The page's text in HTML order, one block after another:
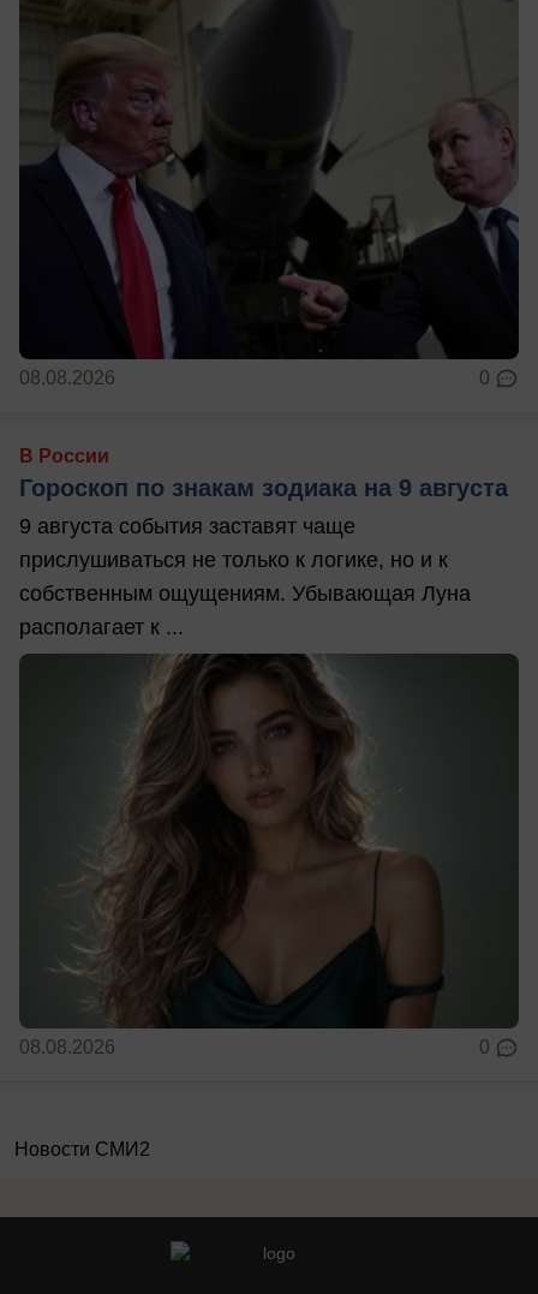
08.08.2026 0
В России
Гороскоп по знакам зодиака на 9 августа
9 августа события заставят чаще
прислушиваться не только к логике, но и к
собственным ощущениям. Убывающая Луна
располагает к ...
08.08.2026 0
Новости СМИ2